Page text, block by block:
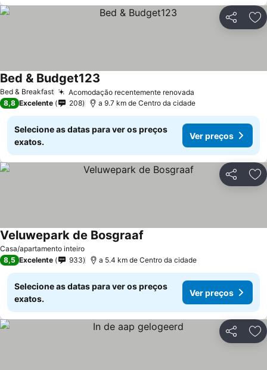
Partilhar
Bed & Breakfast Acomodação recentemente renovada
Bed & Budget123
8,8 Excelente 208 a 9.7 km de Centro da cidade
Selecione as datas para ver os preços
exatos.
Ver preços
Partilhar
Casa/apartamento inteiro
Veluwepark de Bosgraaf
8,5 Excelente 933 a 5.4 km de Centro da cidade
Selecione as datas para ver os preços
exatos.
Ver preços
Partilhar